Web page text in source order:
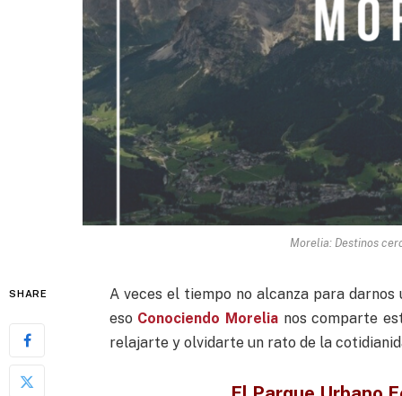
Morelia: Destinos
SHARE
A veces el tiempo no alcanza para darnos
eso Conociendo Morelia nos comparte
relajarte y olvidarte un rato de la